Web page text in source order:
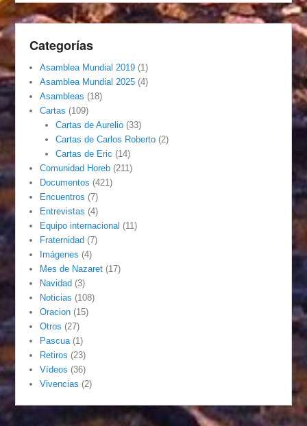
Categorías
Asamblea Mundial 2019 (1)
Asamblea Mundial 2025 (4)
Asambleas (18)
Cartas (109)
Cartas de Aurelio(33)
Cartas de Carlos Roberto(2)
Cartas de Eric (14)
Comunidad Horeb (211)
Documentos (421)
Encuentros (7)
Entrevistas (4)
Equipo internacional (11)
Fraternidad (7)
Imágenes (4)
Mes de Nazaret (17)
Navidad (3)
Noticias (108)
Oracion (15)
Otros (27)
Pascua (1)
Retiros (23)
Vídeos (36)
Vivencias (2)